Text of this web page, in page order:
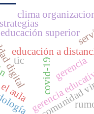
educación a
covid-19
educación superior
gerencia
aula gerencia
tic
clima
comunidad